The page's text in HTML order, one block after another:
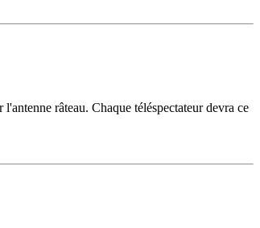
râteau. Chaque téléspectateur devra ce